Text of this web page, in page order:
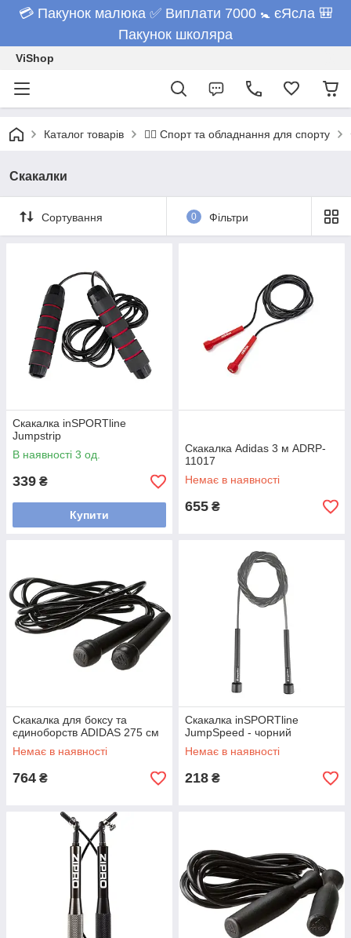
💳 Пакунок малюка ✅ Виплати 7000 🚼 єЯсла 🎒
Пакунок школяра
ViShop
Каталог товарів 🏋️‍♂️ Спорт та обладнання для спорту
Скакалки
Сортування 0 Фільтри
Скакалка inSPORTline
Jumpstrip
В наявності 3 од.
339 ₴
Купити
Скакалка Adidas 3 м ADRP-
11017
Немає в наявності
655 ₴
Скакалка для боксу та
єдиноборств ADIDAS 275 см
Немає в наявності
764 ₴
Скакалка inSPORTline
JumpSpeed - чорний
Немає в наявності
218 ₴